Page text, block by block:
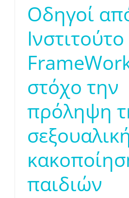
Οδηγοί
Ινστιτούτο
στόχο την
πρόληψη
παιδιών